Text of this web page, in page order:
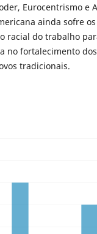
Eurocentrismo e
ainda sofre
racial do trabalho
no fortalecimento
tradicionais.